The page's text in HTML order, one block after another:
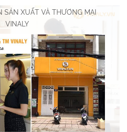
SẢN XUẤT VÀ THƯƠNG MẠI
VINALY